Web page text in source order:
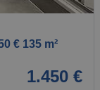
€ 135 m²
1.450 €